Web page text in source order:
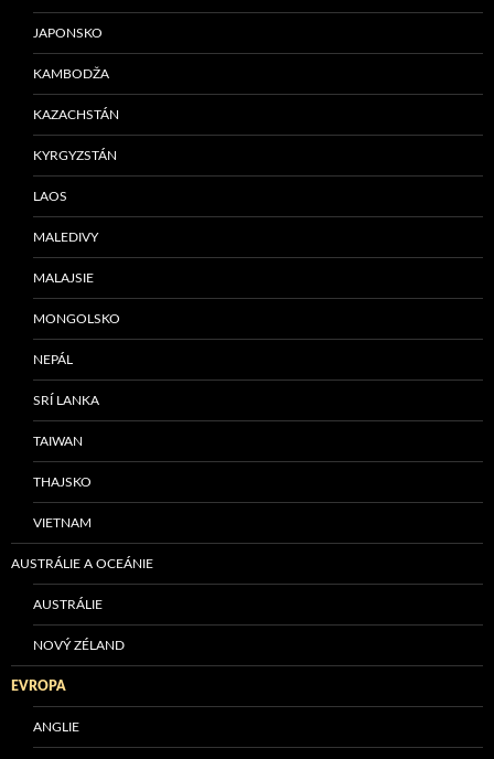
JAPONSKO
KAMBODŽA
KAZACHSTÁN
KYRGYZSTÁN
LAOS
MALEDIVY
MALAJSIE
MONGOLSKO
NEPÁL
SRÍ LANKA
TAIWAN
THAJSKO
VIETNAM
AUSTRÁLIE A OCEÁNIE
AUSTRÁLIE
NOVÝ ZÉLAND
EVROPA
ANGLIE